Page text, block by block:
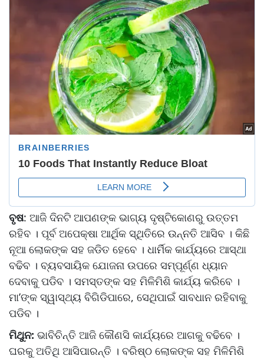
ବୃଷ: ଆଜି ଦିନଟି ଆପଣଙ୍କ ଭାଗ୍ୟ ଦୃଷ୍ଟିକୋଣରୁ ଉତ୍ତମ
ରହିବ । ପୂର୍ବ ଅପେକ୍ଷା ଆର୍ଥିକ ସ୍ଥିତିରେ ଉନ୍ନତି ଆସିବ । କିଛି
ନୂଆ ଲୋକଙ୍କ ସହ ଜଡିତ ହେବେ । ଧାର୍ମିକ କାର୍ଯ୍ୟରେ ଆସ୍ଥା
ବଢିବ । ବ୍ୟବସାୟିକ ଯୋଜନା ଉପରେ ସମ୍ପୂର୍ଣ୍ଣ ଧ୍ୟାନ
ଦେବାକୁ ପଡିବ । ସମସ୍ତଙ୍କ ସହ ମିଳିମିଶି କାର୍ଯ୍ୟ କରିବେ ।
ମା’ଙ୍କ ସ୍ୱାସ୍ଥ୍ୟ ବିଗିଡିପାରେ, ସେଥିପାଇଁ ସାବଧାନ ରହିବାକୁ
ପଡିବ ।
ମିଥୁନ: ଭାବିଚିନ୍ତି ଆଜି କୌଣସି କାର୍ଯ୍ୟରେ ଆଗକୁ ବଢିବେ ।
ଘରକୁ ଅତିଥି ଆସିପାରନ୍ତି । ବରିଷ୍ଠ ଲୋକଙ୍କ ସହ ମିଳିମିଶି